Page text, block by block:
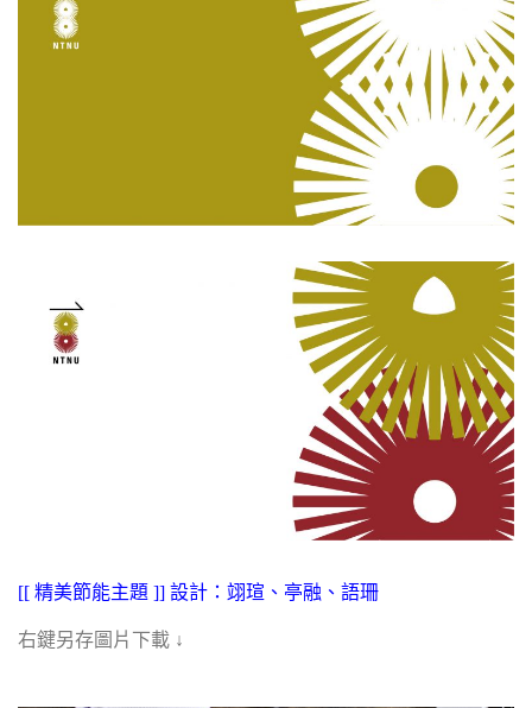
[[ 精美節能主題 ]] 設計：翊瑄、亭融、語珊
右鍵另存圖片下載 ↓